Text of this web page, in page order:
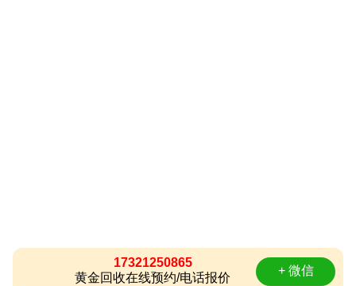
17321250865
黄金回收在线预约/电话报价
+ 微信